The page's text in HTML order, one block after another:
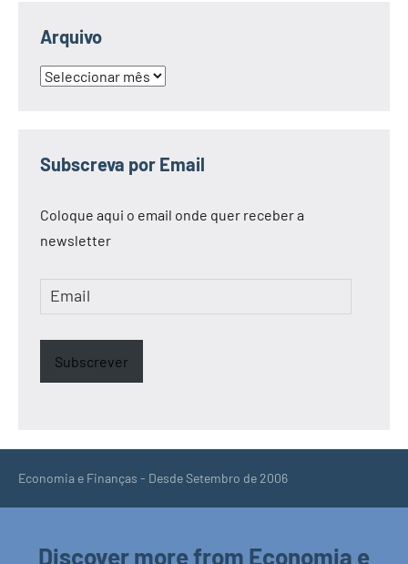
Arquivo
Arquivo
Subscreva por Email
Coloque aqui o email onde quer receber a
newsletter
Email
Subscrever
Economia e Finanças - Desde Setembro de 2006
Discover more from Economia e